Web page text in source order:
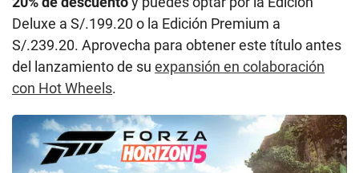
Deluxe a S/.199.20 o la Edición Premium a
S/.239.20. Aprovecha para obtener este título antes
del lanzamiento de su expansión en colaboración
con Hot Wheels.